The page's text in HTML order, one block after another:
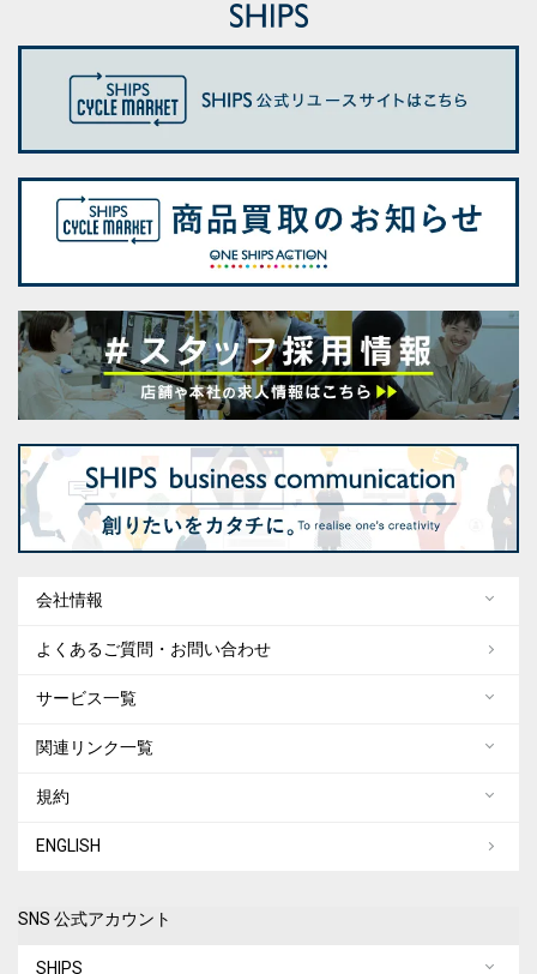
会社情報
よくあるご質問・お問い合わせ
サービス一覧
関連リンク一覧
規約
ENGLISH
SNS 公式アカウント
SHIPS